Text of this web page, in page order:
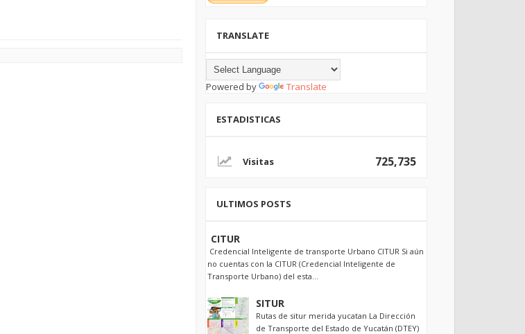
TRANSLATE
Powered by Translate
ESTADISTICAS
725,735
ULTIMOS POSTS
CITUR
Credencial Inteligente de transporte Urbano CITUR Si aún
no cuentas con la CITUR (Credencial Inteligente de
Transporte Urbano) del esta...
SITUR
Rutas de situr merida yucatan La Dirección
de Transporte del Estado de Yucatán (DTEY)